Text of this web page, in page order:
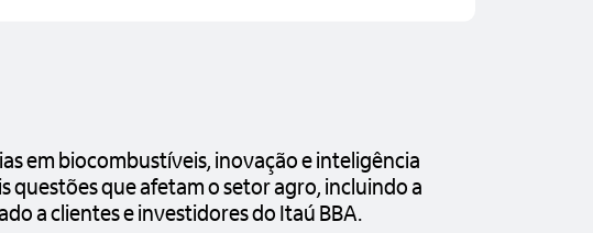
em biocombustíveis, inovação e inteligência
questões que afetam o setor agro, incluindo a
a clientes e investidores do Itaú BBA.